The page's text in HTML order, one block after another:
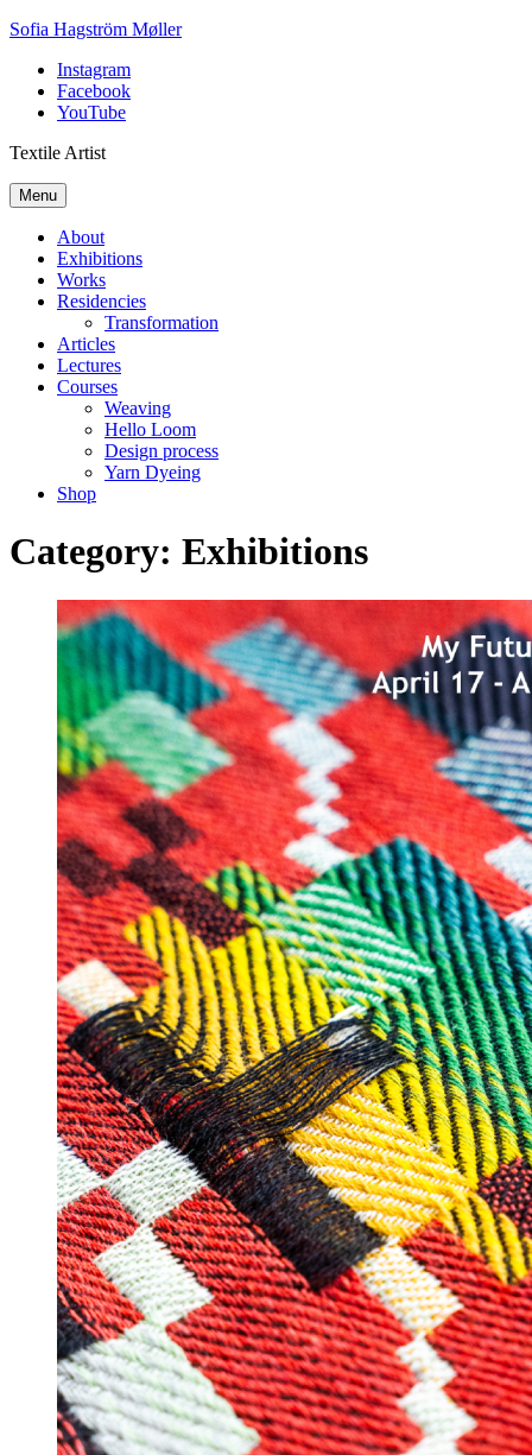
Skip
content
Sofia Hagström Møller
Instagram
Facebook
YouTube
Textile Artist
Menu
About
Exhibitions
Works
Residencies
Transformation
Articles
Lectures
Courses
Weaving
Hello Loom
Design process
Yarn Dyeing
Shop
Category: Exhibitions